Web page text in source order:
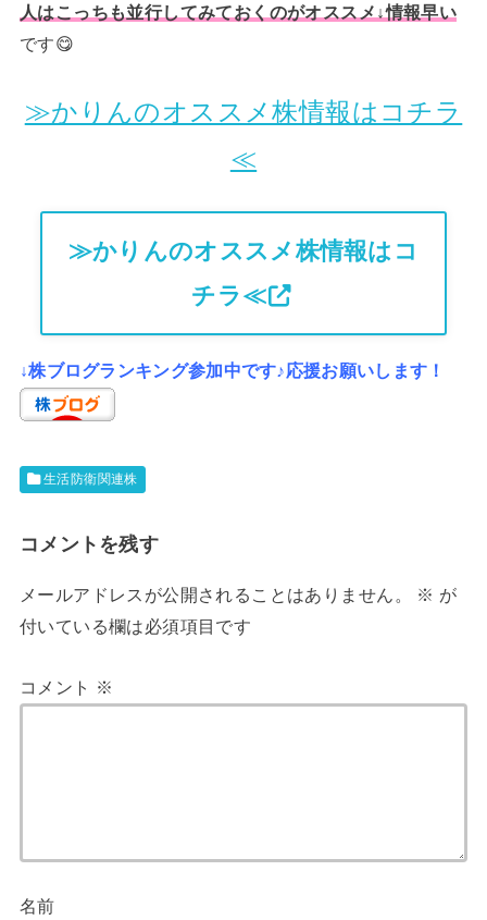
人はこっちも並行してみておくのがオススメ↓情報早い
です😋
≫かりんのオススメ株情報はコチラ
≪
≫かりんのオススメ株情報はコ
チラ≪
↓株ブログランキング参加中です♪応援お願いします！
生活防衛関連株
コメントを残す
メールアドレスが公開されることはありません。 ※ が
付いている欄は必須項目です
コメント ※
名前